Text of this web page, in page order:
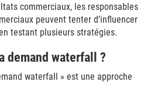
commerciaux, les responsables
peuvent tenter d’influencer
testant plusieurs stratégies.
demand waterfall ?
waterfall » est une approche